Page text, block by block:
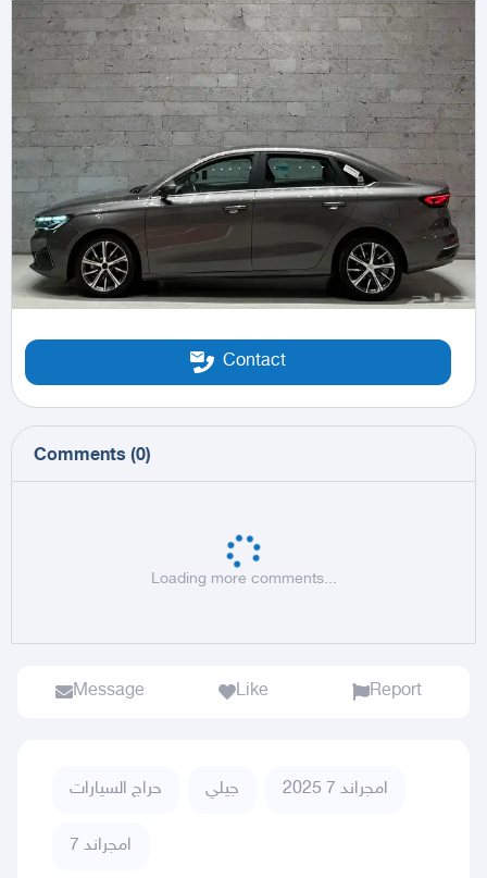
Contact
Comments (0)
Loading more comments...
Message Like Report
حراج السيارات جيلي امجراند 7 2025
امجراند 7